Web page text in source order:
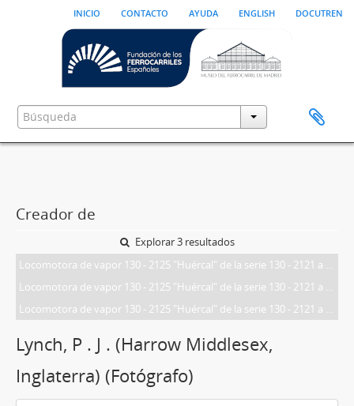
inicio contacto ayuda english docutren
Creador de
Explorar 3 resultados
Locomotora de vapor 130 - 2125 "Huércal" de la serie 130 - 2121 a 2145 de RENFE, ex serie 1 a 25 del Ferrocarril de Lorca a Baza y Águilas, remolcando el tren correo 855 Alicante - Granada, conocido como Granadino, en la estación de La Hoya de la línea de Alcantarilla a Lorca
Locomotora de vapor 130 - 2125 "Huércal" de la serie 130 - 2121 a 2145 de RENFE, ex serie 1 a 25 del Ferrocarril de Lorca a Baza y Águilas, remolcando el tren correo 855 Alicante - Granada, conocido como Granadino, en la estación de La Hoya de la línea de Alcantarilla a Lorca
Locomotora de vapor 130 - 2125 "Huércal" de la serie 130 - 2121 a 2145 de RENFE, ex serie 1 a 25 del Ferrocarril de Lorca a Baza y Águilas, remolcando el tren correo 855 Alicante - Granada, conocido como Granadino, en la estación de La Hoya de la línea de Alcantarilla a Lorca
Lynch, P . J . (Harrow Middlesex,
Inglaterra) (Fotógrafo)